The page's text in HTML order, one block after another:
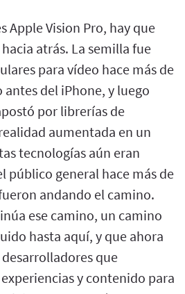
Apple Vision Pro, hay que
atrás. La semilla fue
para vídeo hace más de
del iPhone, y luego
por librerías de
aumentada en un
tecnologías aún eran
público general hace más de
andando el camino.
ese camino, un camino
hasta aquí, y que ahora
que
y contenido para